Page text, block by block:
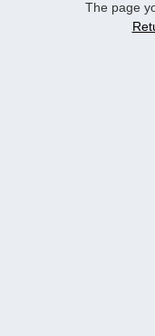
The page